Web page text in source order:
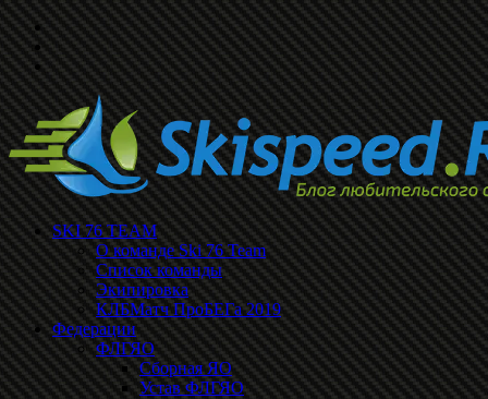
SKI 76 TEAM
О команде Ski 76 Team
Список команды
Экипировка
КЛБМатч ПроБЕГа 2019
Федерации
ФЛГЯО
Сборная ЯО
Устав ФЛГЯО